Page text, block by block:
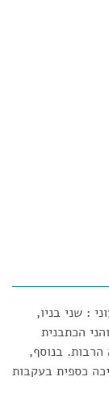
: שני בניו,
הכתבנית
הרבות. בנוסף,
כספית בעקבות